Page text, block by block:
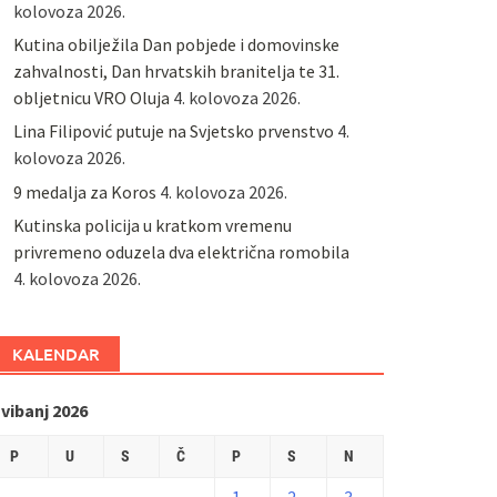
kolovoza 2026.
Kutina obilježila Dan pobjede i domovinske
zahvalnosti, Dan hrvatskih branitelja te 31.
obljetnicu VRO Oluja 4. kolovoza 2026.
Lina Filipović putuje na Svjetsko prvenstvo 4.
kolovoza 2026.
9 medalja za Koros 4. kolovoza 2026.
Kutinska policija u kratkom vremenu
privremeno oduzela dva električna romobila
4. kolovoza 2026.
KALENDAR
2026
P U S Č P S N